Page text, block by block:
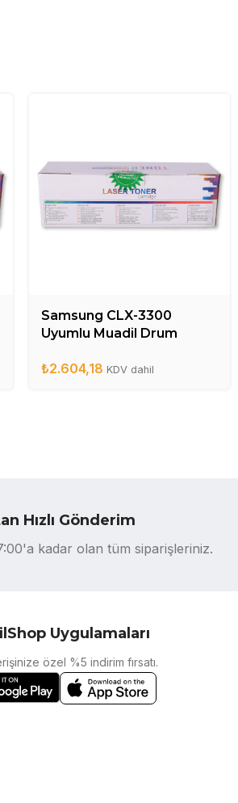
Samsung CLX-3300
Uyumlu Muadil Drum
₺2.604,18 KDV dahil
Hızlı Gönderim
kadar olan tüm siparişleriniz.
Uygulamaları
özel %5 indirim fırsatı.